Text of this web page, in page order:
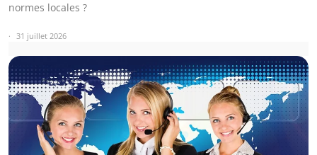
normes locales ?
31 juillet 2026